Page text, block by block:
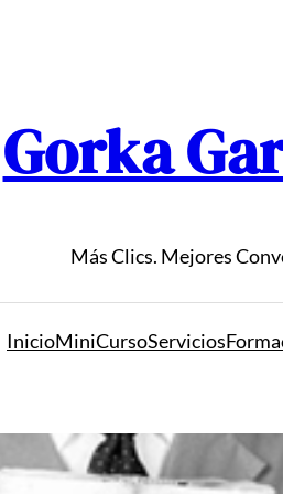
Gorka
Más Clics. Mejores
InicioMiniCursoServicios